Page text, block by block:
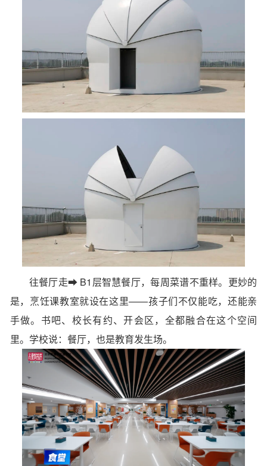
往餐厅走➡ B1层智慧餐厅，每周菜谱不重样。更妙的
是，烹饪课教室就设在这里——孩子们不仅能吃，还能亲
手做。书吧、校长有约、开会区，全都融合在这个空间
里。学校说：餐厅，也是教育发生场。